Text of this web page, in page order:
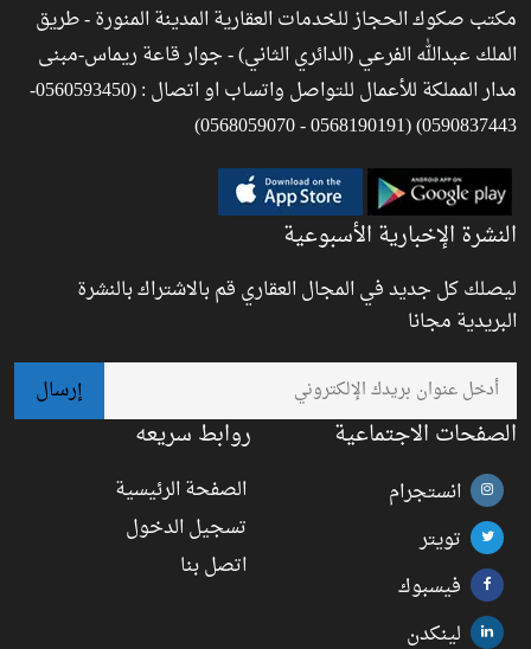
مكتب صكوك الحجاز للخدمات العقارية المدينة المنورة - طريق
الملك عبدالله الفرعي (الدائري الثاني) - جوار قاعة ريماس-مبنى
مدار المملكة للأعمال للتواصل واتساب او اتصال : (0560593450-
0590837443) (0568190191 - 0568059070)
النشرة الإخبارية الأسبوعية
ليصلك كل جديد في المجال العقاري قم بالاشتراك بالنشرة
البريدية مجانا
الصفحات الاجتماعية
انستجرام
تويتر
فيسبوك
لينكدن
روابط سريعه
الصفحة الرئيسية
تسجيل الدخول
اتصل بنا